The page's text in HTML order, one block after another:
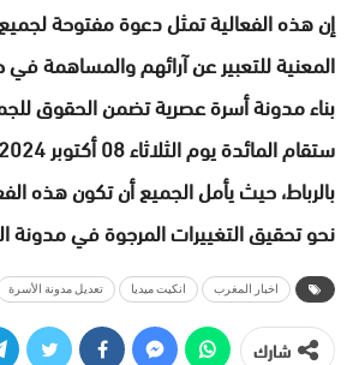
إن هذه الفعالية تمثل دعوة مفتوحة
المعنية للتعبير عن آرائهم والمساهمة
بناء مدونة أسرة عصرية تضمن الحقوق
بالرباط، حيث يأمل الجميع أن تكون هذه
نحو تحقيق التغييرات المرجوة في مدونة
اخبار المغرب انكيت ميديا تعديل مدونة الأسرة
شارك